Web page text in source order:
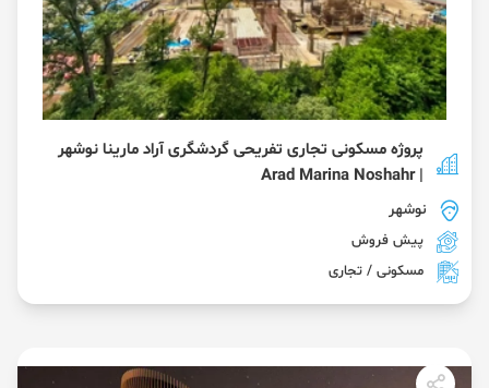
پروژه مسکونی تجاری تفریحی گردشگری آراد مارینا نوشهر
| Arad Marina Noshahr
نوشهر
پیش فروش
مسکونی / تجاری